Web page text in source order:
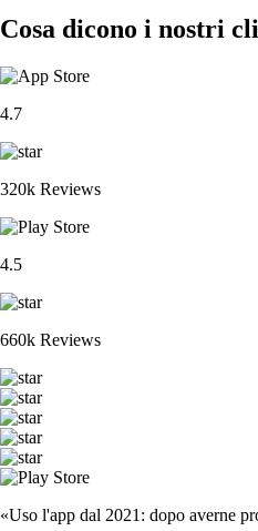
Cosa dicono i nostri
4.7
320k Reviews
4.5
660k Reviews
«Uso l'app dal 2021: dopo averne